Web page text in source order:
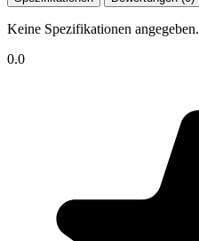
Keine Spezifikationen angegeben.
0.0